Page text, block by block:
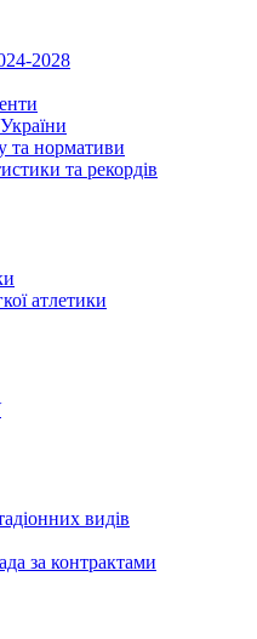
2028
та нормативи
та рекордів
атлетики
видів
за контрактами